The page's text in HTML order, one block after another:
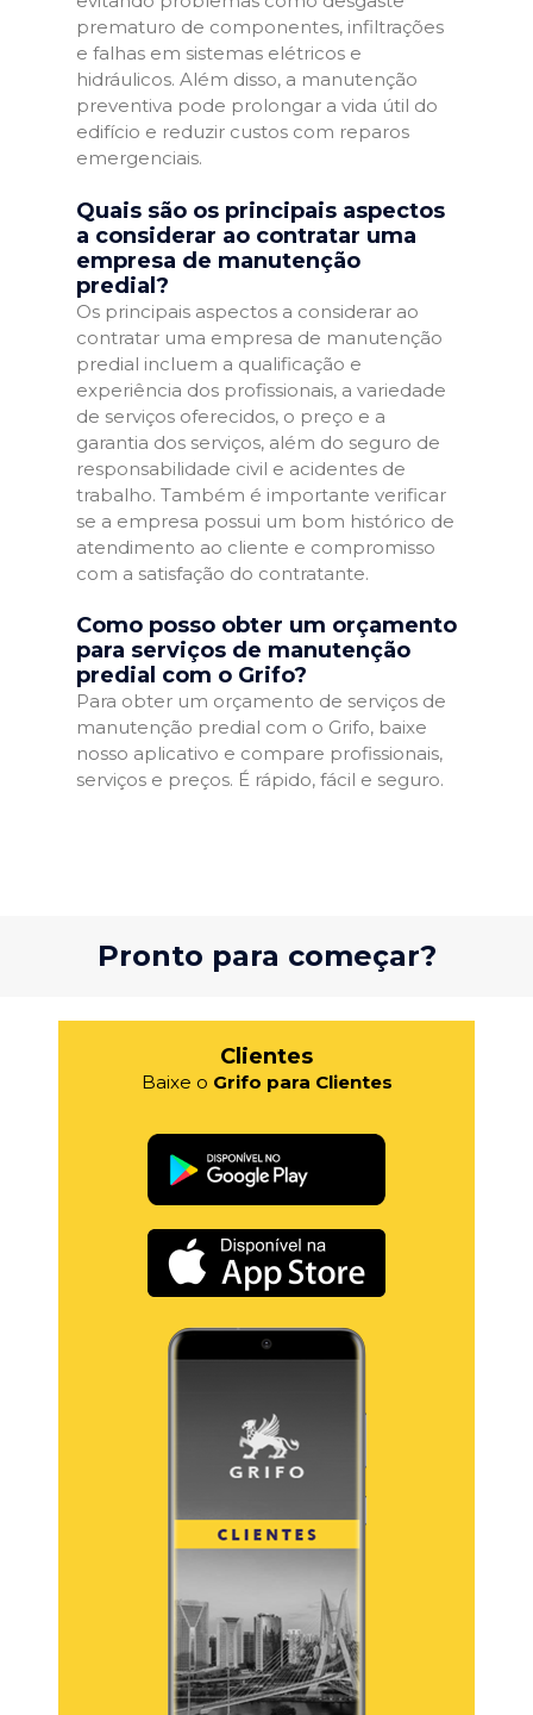
prematuro de componentes, infiltrações
e falhas em sistemas elétricos e
hidráulicos. Além disso, a manutenção
preventiva pode prolongar a vida útil do
edifício e reduzir custos com reparos
emergenciais.
Quais são os principais aspectos
a considerar ao contratar uma
empresa de manutenção
predial?
Os principais aspectos a considerar ao
contratar uma empresa de manutenção
predial incluem a qualificação e
experiência dos profissionais, a variedade
de serviços oferecidos, o preço e a
garantia dos serviços, além do seguro de
responsabilidade civil e acidentes de
trabalho. Também é importante verificar
se a empresa possui um bom histórico de
atendimento ao cliente e compromisso
com a satisfação do contratante.
Como posso obter um orçamento
para serviços de manutenção
predial com o Grifo?
Para obter um orçamento de serviços de
manutenção predial com o Grifo, baixe
nosso aplicativo e compare profissionais,
serviços e preços. É rápido, fácil e seguro.
Pronto para começar?
Clientes
Baixe o Grifo para Clientes